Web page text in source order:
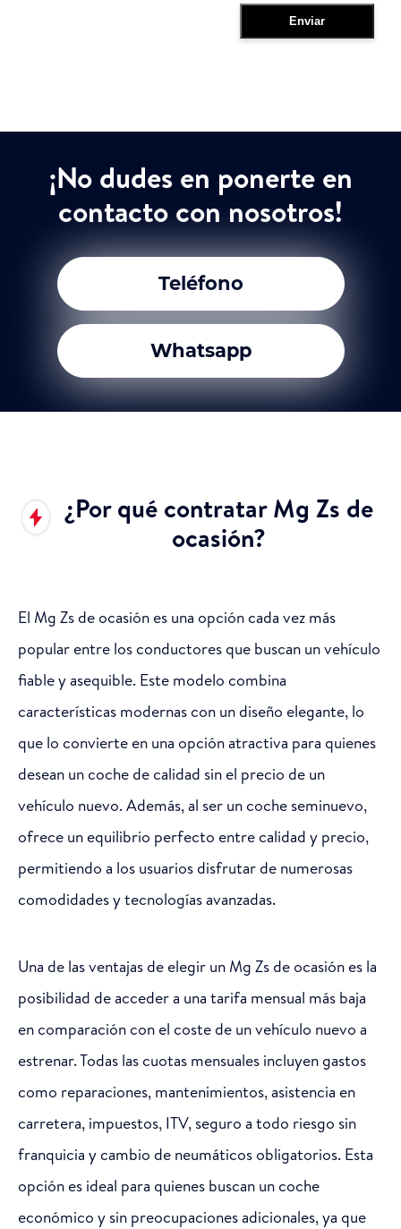
¡No dudes en ponerte en
contacto con nosotros!
Teléfono
Whatsapp
¿Por qué contratar Mg Zs de
ocasión?
El Mg Zs de ocasión es una opción cada vez más
popular entre los conductores que buscan un vehículo
fiable y asequible. Este modelo combina
características modernas con un diseño elegante, lo
que lo convierte en una opción atractiva para quienes
desean un coche de calidad sin el precio de un
vehículo nuevo. Además, al ser un coche seminuevo,
ofrece un equilibrio perfecto entre calidad y precio,
permitiendo a los usuarios disfrutar de numerosas
comodidades y tecnologías avanzadas.
Una de las ventajas de elegir un Mg Zs de ocasión es la
posibilidad de acceder a una tarifa mensual más baja
en comparación con el coste de un vehículo nuevo a
estrenar. Todas las cuotas mensuales incluyen gastos
como reparaciones, mantenimientos, asistencia en
carretera, impuestos, ITV, seguro a todo riesgo sin
franquicia y cambio de neumáticos obligatorios. Esta
opción es ideal para quienes buscan un coche
económico y sin preocupaciones adicionales, ya que